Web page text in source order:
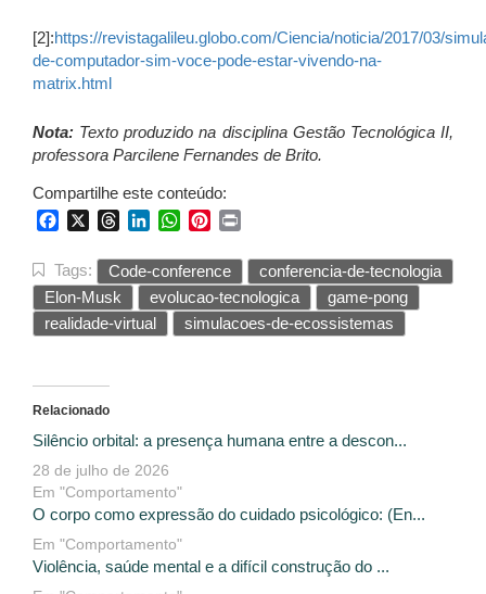
[2]:https://revistagalileu.globo.com/Ciencia/noticia/2017/03/
de-computador-sim-voce-pode-estar-vivendo-na-
matrix.html
Nota: Texto produzido na disciplina Gestão Tecnológica II,
professora Parcilene Fernandes de Brito.
Compartilhe este conteúdo:
FacebookThreadsLinkedInWhatsApp
Pinterest
Tags: Code-conference
conferencia-de-tecnologia
Elon-Musk
evolucao-tecnologica
game-pong
realidade-virtual
simulacoes-de-ecossistemas
Relacionado
Silêncio orbital: a presença humana entre a descon...
28 de julho de 2026
Em "Comportamento"
O corpo como expressão do cuidado psicológico: (En...
Em "Comportamento"
Violência, saúde mental e a difícil construção do ...